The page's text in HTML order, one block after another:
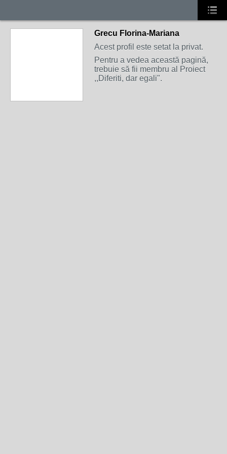
Grecu Florina-Mariana
Acest profil este setat la privat.
Pentru a vedea această pagină,
trebuie să fii membru al Proiect
,,Diferiti, dar egali".